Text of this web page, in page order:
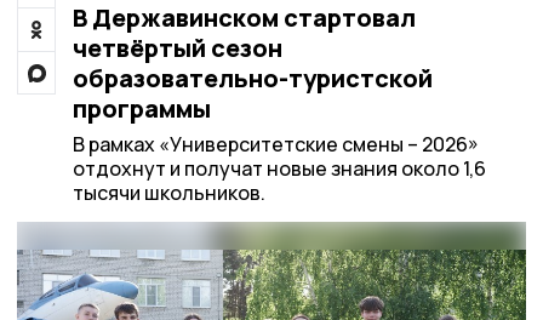
В Державинском стартовал
четвёртый сезон
образовательно-туристской
программы
В рамках «Университетские смены – 2026»
отдохнут и получат новые знания около 1,6
тысячи школьников.